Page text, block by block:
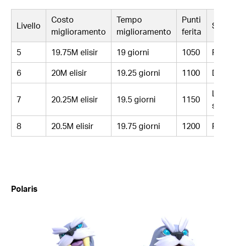
Livello
Costo
miglioramento
Tempo
miglioramento
Punti
ferita
5 19.75M elisir 19 giorni 1050
6
20M elisir 19.25 giorni 1100
7 20.25M elisir 19.5 giorni 1150
8
20.5M elisir 19.75 giorni 1200
Polaris